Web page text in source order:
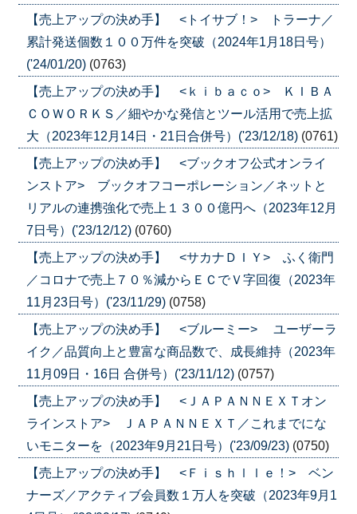
【売上アップの決め手】 <トイサブ！> トラーナ／
累計発送個数１００万件を突破（2024年1月18日号）
('24/01/20) (0763)
【売上アップの決め手】 <ｋｉｂａｃｏ> ＫＩＢＡ
ＣＯＷＯＲＫＳ／細やかな発信とツール活用で売上拡
大（2023年12月14日・21日合併号）('23/12/18) (0761)
【売上アップの決め手】 <ブックオフ公式オンライ
ンストア> ブックオフコーポレーション／ネットと
リアルの連携強化で売上１３００億円へ（2023年12月
7日号）('23/12/12) (0760)
【売上アップの決め手】 <サカナＤＩＹ> ふく衛門
／コロナで売上７０％減からＥＣでＶ字回復（2023年
11月23日号）('23/11/29) (0758)
【売上アップの決め手】 <ブルーミー> ユーザーラ
イク／品質向上と豊富な商品数で、成長維持（2023年
11月09日・16日 合併号）('23/11/12) (0757)
【売上アップの決め手】 <ＪＡＰＡＮＮＥＸＴオン
ラインストア> ＪＡＰＡＮＮＥＸＴ／これまでにな
いモニターを（2023年9月21日号）('23/09/23) (0750)
【売上アップの決め手】 <Ｆｉｓｈｌｌｅ！> ベン
ナーズ／アクティブ会員数１万人を突破（2023年9月1